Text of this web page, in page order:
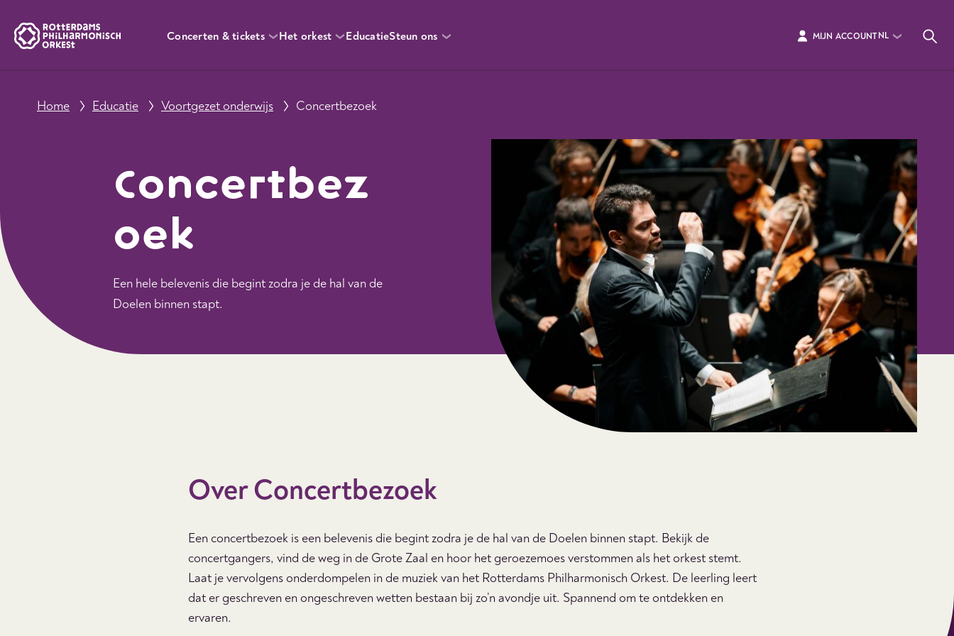
Concerten & tickets Het orkest EducatieSteun ons MIJN ACCOUNTNL
Home Educatie Voortgezet onderwijs Concertbezoek
Concertbez
oek
Een hele belevenis die begint zodra je de hal van de
Doelen binnen stapt.
Over Concertbezoek
Een concertbezoek is een belevenis die begint zodra je de hal van de Doelen binnen stapt. Bekijk de
concertgangers, vind de weg in de Grote Zaal en hoor het geroezemoes verstommen als het orkest stemt.
Laat je vervolgens onderdompelen in de muziek van het Rotterdams Philharmonisch Orkest. De leerling leert
dat er geschreven en ongeschreven wetten bestaan bij zo’n avondje uit. Spannend om te ontdekken en
ervaren.